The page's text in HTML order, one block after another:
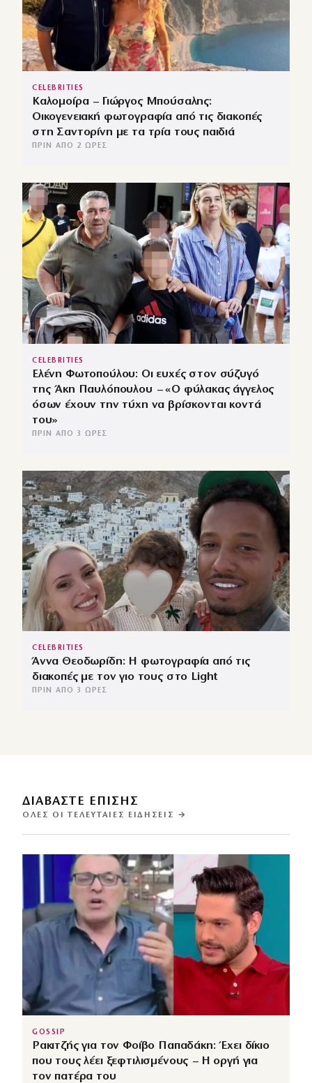
CELEBRITIES
Καλομοίρα – Γιώργος Μπούσαλης:
Οικογενειακή φωτογραφία από τις διακοπές
στη Σαντορίνη με τα τρία τους παιδιά
ΠΡΙΝ ΑΠΌ 2 ΏΡΕΣ
CELEBRITIES
Ελένη Φωτοπούλου: Οι ευχές στον σύζυγό
της Άκη Παυλόπουλου – «Ο φύλακας άγγελος
όσων έχουν την τύχη να βρίσκονται κοντά
του»
ΠΡΙΝ ΑΠΌ 3 ΏΡΕΣ
CELEBRITIES
Άννα Θεοδωρίδη: Η φωτογραφία από τις
διακοπές με τον γιο τους στο Light
ΠΡΙΝ ΑΠΌ 3 ΏΡΕΣ
ΔΙΑΒΑΣΤΕ ΕΠΙΣΗΣ
ΌΛΕΣ ΟΙ ΤΕΛΕΥΤΑΊΕΣ ΕΙΔΉΣΕΙΣ →
GOSSIP
Ρακιτζής για τον Φοίβο Παπαδάκη: Έχει δίκιο
που τους λέει ξεφτιλισμένους – Η οργή για
τον πατέρα του